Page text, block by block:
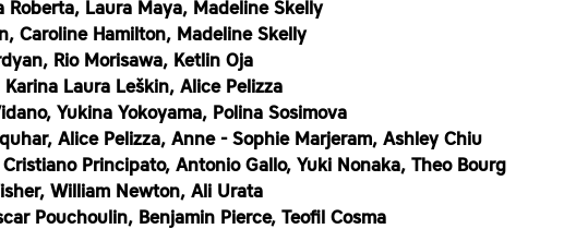
Roberta, Laura Maya, Madeline Skelly
Caroline Hamilton, Madeline Skelly
Rio Morisawa, Ketlin Oja
Karina Laura Leškin, Alice Pelizza
Yukina Yokoyama, Polina Sosimova
Alice Pelizza, Anne - Sophie Marjeram, Ashley Chiu
Principato, Antonio Gallo, Yuki Nonaka, Theo Bourg
William Newton, Ali Urata
Pouchoulin, Benjamin Pierce, Teofil Cosma